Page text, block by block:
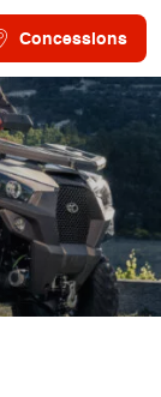
Concessions